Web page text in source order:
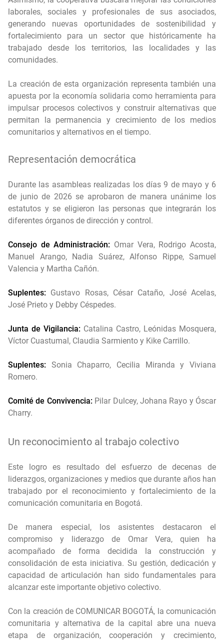
laborales, sociales y profesionales de sus asociados,
generando nuevas oportunidades de sostenibilidad y
fortalecimiento para un sector que históricamente ha
trabajado desde los territorios, las localidades y las
comunidades.
La creación de esta organización representa también una
apuesta por la economía solidaria como herramienta para
impulsar procesos colectivos y construir alternativas que
permitan la permanencia y crecimiento de los medios
comunitarios y alternativos en el tiempo.
Representación democrática
Durante las asambleas realizadas los días 9 de mayo y 6
de junio de 2026 se aprobaron de manera unánime los
estatutos y se eligieron las personas que integrarán los
diferentes órganos de dirección y control.
Consejo de Administración: Omar Vera, Rodrigo Acosta,
Manuel Arango, Nadia Suárez, Alfonso Rippe, Samuel
Valencia y Martha Cañón.
Suplentes: Gustavo Rosas, César Cataño, José Acelas,
José Prieto y Debby Céspedes.
Junta de Vigilancia: Catalina Castro, Leónidas Mosquera,
Víctor Cuastumal, Claudia Sarmiento y Kike Carrillo.
Suplentes: Sonia Chaparro, Cecilia Miranda y Viviana
Romero.
Comité de Convivencia:Pilar Dulcey, Johana Rayo y Óscar
Charry.
Un reconocimiento al trabajo colectivo
Este logro es resultado del esfuerzo de decenas de
liderazgos, organizaciones y medios que durante años han
trabajado por el reconocimiento y fortalecimiento de la
comunicación comunitaria en Bogotá.
De manera especial, los asistentes destacaron el
compromiso y liderazgo de Omar Vera, quien ha
acompañado de forma decidida la construcción y
consolidación de esta iniciativa. Su gestión, dedicación y
capacidad de articulación han sido fundamentales para
alcanzar este importante objetivo colectivo.
Con la creación de COMUNICAR BOGOTÁ, la comunicación
comunitaria y alternativa de la capital abre una nueva
etapa de organización, cooperación y crecimiento,